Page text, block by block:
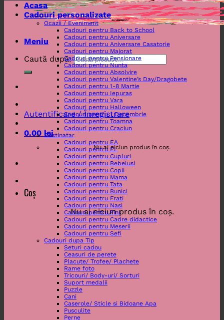
Meniu
Caută după:
Autentificare / Înregistrare
0.00 lei
Nu ai niciun produs în coș.
Coș
Nu ai niciun produs în coș.
Acasa
Cadouri personalizate
Ocazii / Eveniment
Cadouri pentru Back to School
Cadouri pentru Aniversare
Cadouri pentru Aniversare Casatorie
Cadouri pentru Majorat
Cadouri pentru Pensionare
Cadouri pentru Nunta
Cadouri pentru Absolvire
Cadouri pentru Valentine’s Day/Dragobete
Cadouri pentru 1-8 Martie
Cadouri pentru Iepuras
Cadouri pentru Vara
Cadouri pentru Halloween
Cadouri pentru 1 Decembrie
Cadouri pentru Toamna
Cadouri pentru Craciun
Destinatar
Cadouri pentru EA
Cadouri pentru EL
Cadouri pentru Cupluri
Cadouri pentru Bebelusi
Cadouri pentru Copii
Cadouri pentru Mama
Cadouri pentru Tata
Cadouri pentru Bunici
Cadouri pentru Frati
Cadouri pentru Nasi
Cadouri pentru Fini
Cadouri pentru Cadre didactice
Cadouri pentru Meserii
Cadouri pentru Sefi
Cadouri dupa Tip
Seturi cadou
Ceasuri de perete
Placute/ Trofee/ Plachete
Rame foto
Tricouri/ Body-uri/ Sorturi
Suport medalii
Puzzle
Cani
Caserole/ Sticle si Bidoane Apa
Pusculite
Perne